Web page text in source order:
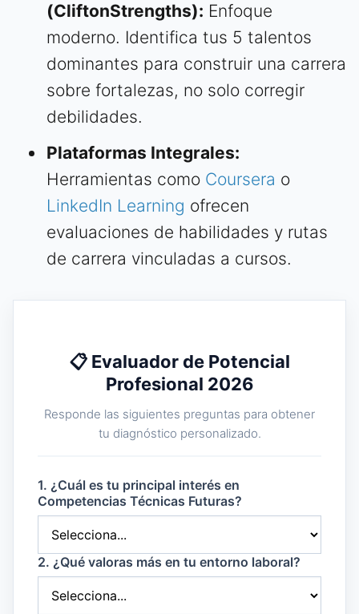
(CliftonStrengths): Enfoque
moderno. Identifica tus 5 talentos
dominantes para construir una carrera
sobre fortalezas, no solo corregir
debilidades.
Plataformas Integrales:
Herramientas como Coursera o
LinkedIn Learning ofrecen
evaluaciones de habilidades y rutas
de carrera vinculadas a cursos.
📋 Evaluador de Potencial
Profesional 2026
Responde las siguientes preguntas para obtener
tu diagnóstico personalizado.
1. ¿Cuál es tu principal interés en
Competencias Técnicas Futuras?
2. ¿Qué valoras más en tu entorno laboral?